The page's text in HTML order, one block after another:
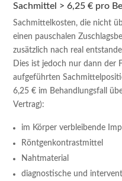
Sachmittel > 6,25 € pro
Sachmittelkosten, die nicht
einen pauschalen
zusätzlich nach real
Dies ist jedoch nur dann der
aufgeführten
6,25 € im Behandlungsfall
Vertrag):
im Körper verbleibende
Röntgenkontrastmittel
Nahtmaterial
diagnostische und